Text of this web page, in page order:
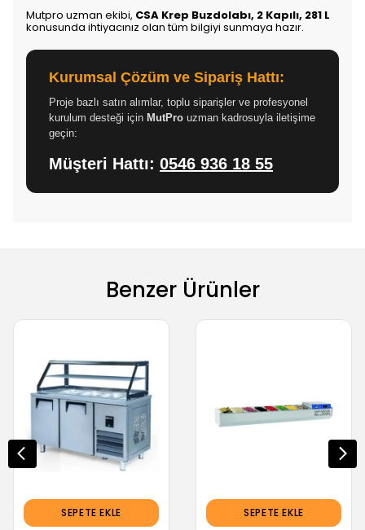
Mutpro uzman ekibi, CSA Krep Buzdolabı, 2 Kapılı, 281 L
konusunda ihtiyacınız olan tüm bilgiyi sunmaya hazır.
Kurumsal Çözüm ve Sipariş Hattı:
Proje bazlı satın alımlar, toplu siparişler ve profesyonel
kurulum desteği için MutPro uzman kadrosuyla iletişime
geçin:
Müşteri Hattı: 0546 936 18 55
Benzer Ürünler
SEPETE EKLE SEPETE EKLE